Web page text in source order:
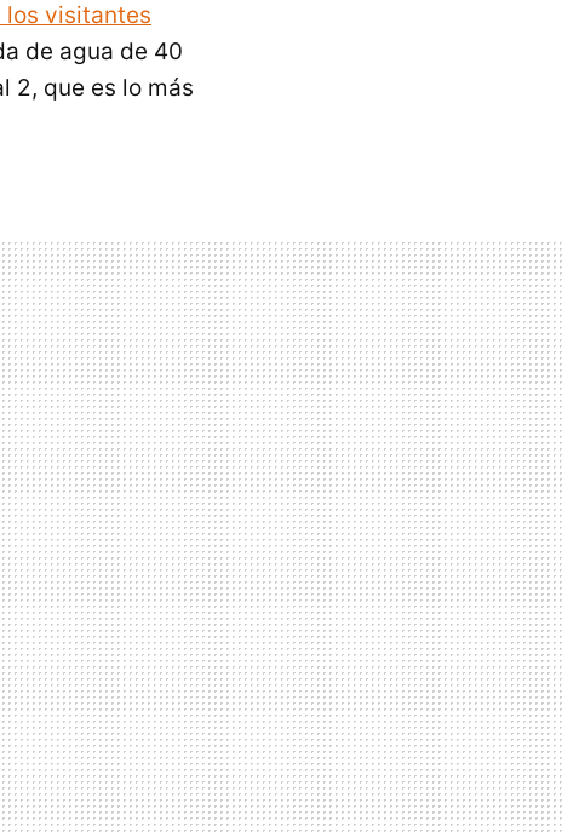
los visitantes
de agua de 40
2, que es lo más